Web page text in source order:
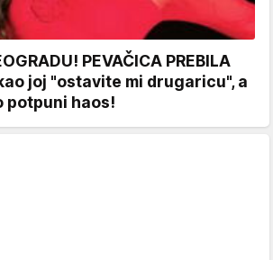
PEVAČICA PREBILA
joj "ostavite mi drugaricu", a
potpuni haos!